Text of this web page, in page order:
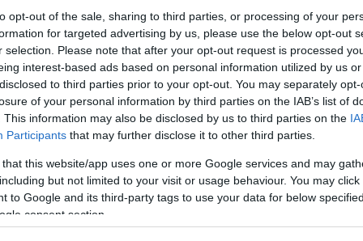
opt-out of the sale, sharing to third parties, or processing of your
for targeted advertising by us, please use the below opt-out
selection. Please note that after your opt-out request is processed
interest-based ads based on personal information utilized by us
to third parties prior to your opt-out. You may separately
of your personal information by third parties on the IAB’s list of
This information may also be disclosed by us to third parties on the
Participants that may further disclose it to other third parties.
that this website/app uses one or more Google services and may
but not limited to your visit or usage behaviour. You may
to Google and its third-party tags to use your data for below
consent section.
(22 anni) sta prendendo piede, sempre che
‘che’ ha presentato un’offerta iniziale
dell’attaccante, ma il ritardo del club ha
questi ci sono diverse squadre di LaLiga
fatto un’offerta tre volte superiore a
da La SER, Iván Azón ha manifestato
non è intenzionato a considerare altre